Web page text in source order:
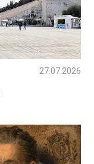
27.07.2026